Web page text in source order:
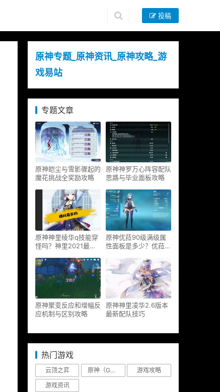
投稿
原神专题_原神资讯_原神攻略_游
戏易站
专题文章
原神皑尘与雪影骤起的
魔花挑战全奖励攻略
原神神罗万心阵容配队
思路与毕业面板攻略
原神神里绫华q技能穿
怪吗？神里2021最新
原神优菈90级满级属
性面板是多少？优菈大
原神聚变反应和增幅反
应机制与区别攻略
原神神里凌华2.6版本
最新配队技巧
热门游戏
云顶之弈 原神（Genshin Impact）
游戏攻略
游戏资讯